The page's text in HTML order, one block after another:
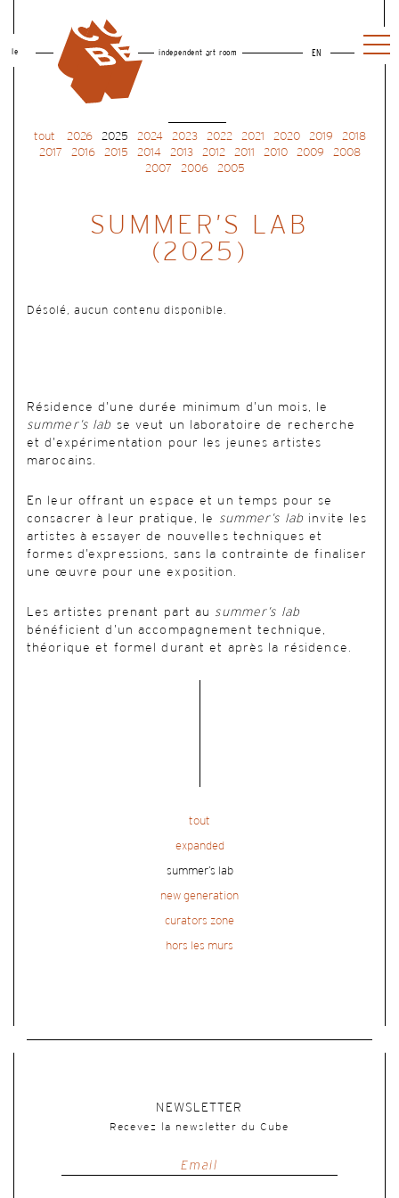
le independent art room EN
tout 2026 2025 2024 2023 2022 2021 2020 2019
2018
2017
2016 2015 2014 2013 2012 2011 2010 2009
2008
2007
2006 2005
SUMMER’S LAB
(2025)
Désolé, aucun contenu disponible.
Résidence d’une durée minimum d’un mois, le
summer’s lab se veut un laboratoire de recherche
et d’expérimentation pour les jeunes artistes
marocains.
En leur offrant un espace et un temps pour se
consacrer à leur pratique, le
summer’s lab invite les
artistes à essayer de nouvelles techniques et
formes d’expressions, sans la contrainte de finaliser
une œuvre pour une exposition.
Les artistes prenant part au summer’s lab
bénéficient d’un accompagnement technique,
théorique et formel durant et après la résidence.
tout
expanded
summer’s lab
new generation
curators zone
hors les murs
NEWSLETTER
Recevez la newsletter du Cube